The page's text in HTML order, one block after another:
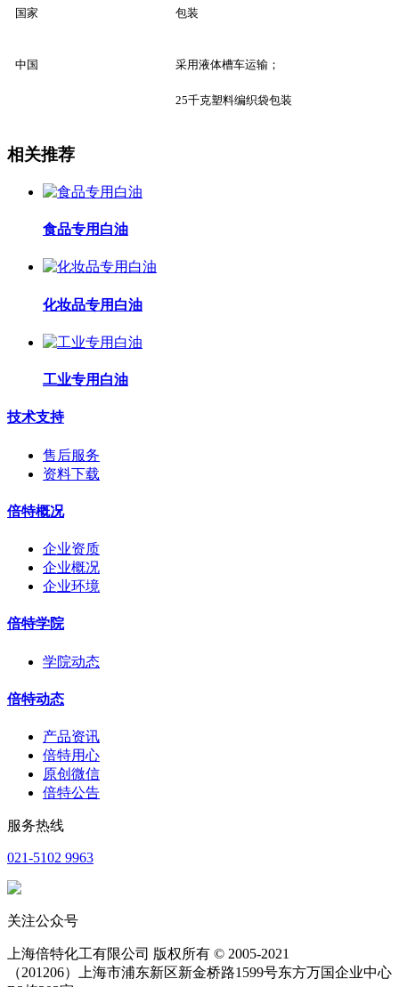
国家 包装
中国 采用液体槽车运输；
25千克塑料编织袋包装
相关推荐
食品专用白油
化妆品专用白油
工业专用白油
技术支持
售后服务
资料下载
倍特概况
企业资质
企业概况
企业环境
倍特学院
学院动态
倍特动态
产品资讯
倍特用心
原创微信
倍特公告
服务热线
021-5102 9963
关注公众号
上海倍特化工有限公司 版权所有 © 2005-2021
（201206）上海市浦东新区新金桥路1599号东方万国企业中心